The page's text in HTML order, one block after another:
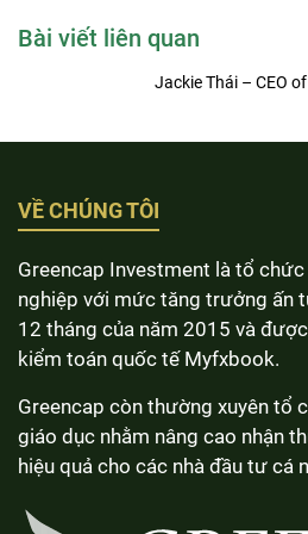
Bài viết liên quan
Jackie Thái – CEO
VỀ CHÚNG TÔI
Greencap Investment là tổ
nghiệp với mức tăng trưởng ấn
12 tháng của năm 2015 và
kiểm toán quốc tế Myfxbook.
Greencap còn thường xuyên tổ
giáo dục nhằm nâng cao nhận
hiệu quả cho các nhà đầu tư cá